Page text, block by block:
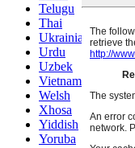
Telugu
Thai
Ukrainian
Urdu
Uzbek
Vietnamese
Welsh
Xhosa
Yiddish
Yoruba